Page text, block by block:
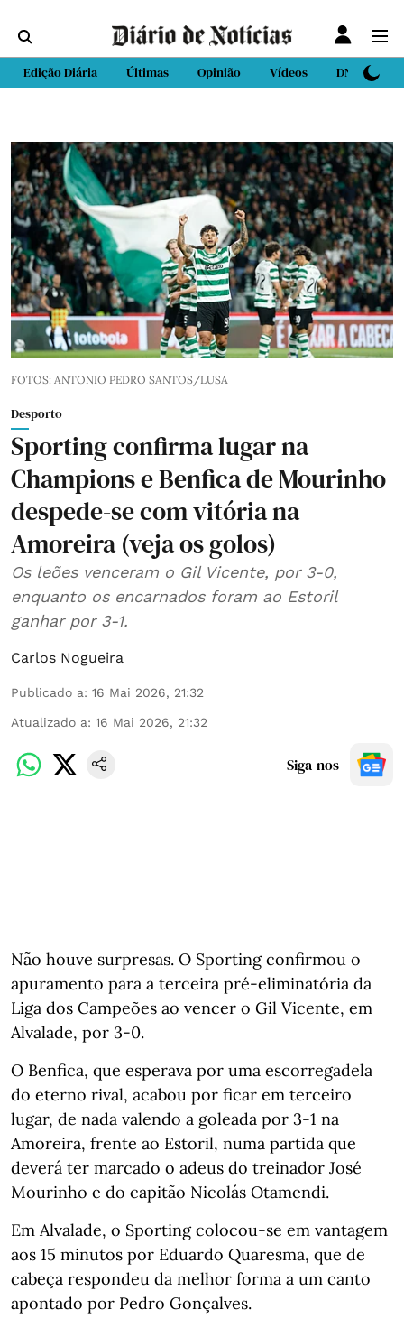
Edição Diária Últimas Opinião Vídeos DN Sport
FOTOS: ANTONIO PEDRO SANTOS/LUSA
Desporto
Sporting confirma lugar na
Champions e Benfica de Mourinho
despede-se com vitória na
Amoreira (veja os golos)
Os leões venceram o Gil Vicente, por 3-0,
enquanto os encarnados foram ao Estoril
ganhar por 3-1.
Carlos Nogueira
Publicado a: 16 Mai 2026, 21:32
Atualizado a: 16 Mai 2026, 21:32
Siga-nos
Não houve surpresas. O Sporting confirmou o
apuramento para a terceira pré-eliminatória da
Liga dos Campeões ao vencer o Gil Vicente, em
Alvalade, por 3-0.
O Benfica, que esperava por uma escorregadela
do eterno rival, acabou por ficar em terceiro
lugar, de nada valendo a goleada por 3-1 na
Amoreira, frente ao Estoril, numa partida que
deverá ter marcado o adeus do treinador José
Mourinho e do capitão Nicolás Otamendi.
Em Alvalade, o Sporting colocou-se em vantagem
aos 15 minutos por Eduardo Quaresma, que de
cabeça respondeu da melhor forma a um canto
apontado por Pedro Gonçalves.